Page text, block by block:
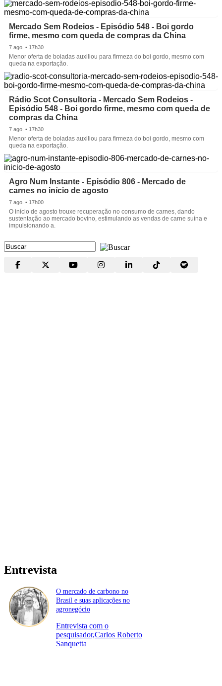
Mercado Sem Rodeios - Episódio 548 - Boi gordo
firme, mesmo com queda de compras da China
7 ago. • 17h30
Menor oferta de boiadas auxiliou para firmeza do boi gordo, mesmo com
queda na exportação.
Rádio Scot Consultoria - Mercado Sem Rodeios -
Episódio 548 - Boi gordo firme, mesmo com queda de
compras da China
7 ago. • 17h30
Menor oferta de boiadas auxiliou para firmeza do boi gordo, mesmo com
queda na exportação.
Agro Num Instante - Episódio 806 - Mercado de
carnes no início de agosto
7 ago. • 17h00
O início de agosto trouxe recuperação no consumo de carnes, dando
sustentação ao mercado bovino, estimulando as vendas de carne suína e
impulsionando a.
Entrevista
O mercado de carbono no
Brasil e suas aplicações no
agronegócio
Entrevista com o
pesquisador,Carlos Roberto
Sanquetta